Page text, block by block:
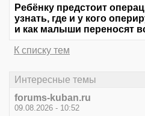
Ребёнку предстоит
узнать, где и у кого
и как малыши переносят
К списку тем
Интересные темы
forums-kuban.ru
09.08.2026 - 10:52